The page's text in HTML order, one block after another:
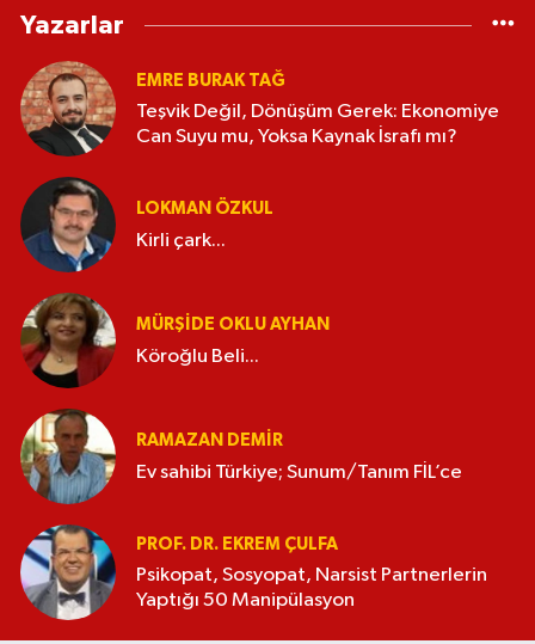
Yazarlar
EMRE BURAK TAĞ
Teşvik Değil, Dönüşüm Gerek: Ekonomiye
Can Suyu mu, Yoksa Kaynak İsrafı mı?
LOKMAN ÖZKUL
Kirli çark...
MÜRŞIDE OKLU AYHAN
Köroğlu Beli...
RAMAZAN DEMİR
Ev sahibi Türkiye; Sunum/Tanım FİL’ce
PROF. DR. EKREM ÇULFA
Psikopat, Sosyopat, Narsist Partnerlerin
Yaptığı 50 Manipülasyon